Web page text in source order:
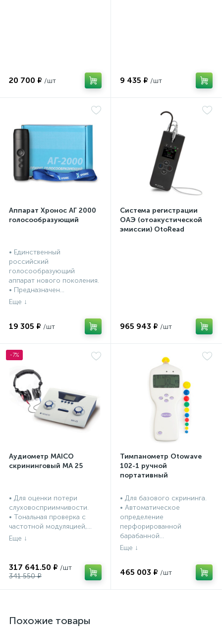
20 700 ₽ 9 435 ₽
Аппарат Хронос АГ 2000
голосообразующий
• Единственный
российский
голосообразующий
аппарат нового поколения.
• Предназначен...
19 305 ₽
Система регистрации
ОАЭ (отоакустической
эмиссии) OtoRead
965 943 ₽
-7%
Аудиометр MAICO
скрининговый МА 25
• Для оценки потери
слуховосприимчивости.
• Тональная проверка с
частотной модуляцией,...
317 641.50 ₽
341 550 ₽
Тимпанометр Otowave
102-1 ручной
портативный
• Для базового скрининга.
• Автоматическое
определение
перфорированной
барабанной...
465 003 ₽
Похожие товары